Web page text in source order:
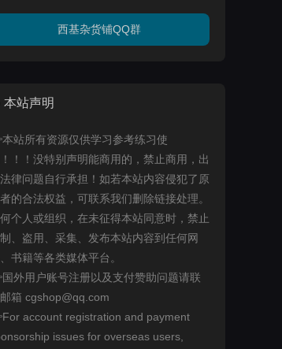
西基杂货铺QQ群
本站声明
站所有资源仅供学习参考练习使
！！没特别声明能商用的，禁止商用，出
律问题自行承担！如若本站内容侵犯了原
的合法权益，可联系我们删除链接处理。
个人或组织，在未征得本站同意时，禁止
、盗用、采集、发布本站内容到任何网
书籍等各类媒体平台。
外用户账号注册以及支付赞助问题请联
箱 cgshop@qq.com
account registration and payment
issues for overseas users,